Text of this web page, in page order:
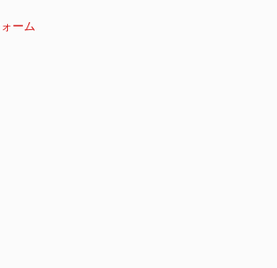
ーム